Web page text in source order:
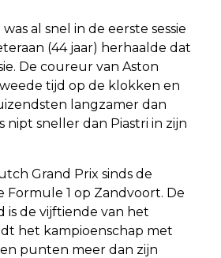
al snel in de eerste sessie
(44 jaar) herhaalde dat
De coureur van Aston
tijd op de klokken en
langzamer dan
nipt sneller dan Piastri in zijn
Grand Prix sinds de
1 op Zandvoort. De
is de vijftiende van het
het kampioenschap met
punten meer dan zijn